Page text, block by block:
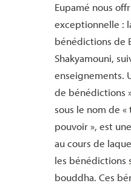
Eupamé nous
exceptionnelle :
bénédictions de
Shakyamouni,
enseignements.
de bénédictions
sous le nom de
pouvoir », est
au cours de
les bénédictions
bouddha. Ces